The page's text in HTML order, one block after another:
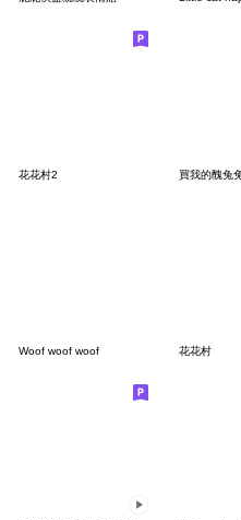
花花村2 買我的醜兔
Woof woof woof 花花村